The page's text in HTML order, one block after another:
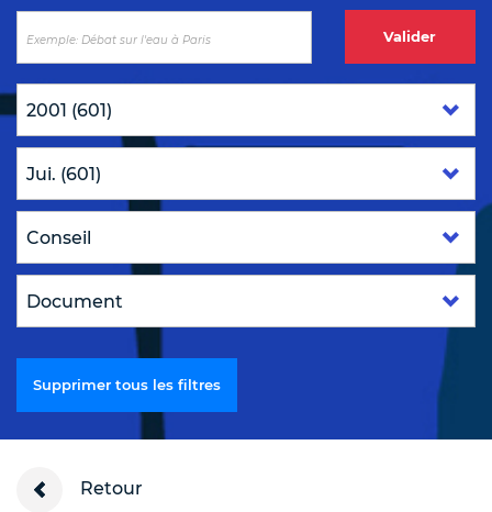
Valider
Supprimer tous les filtres
Retour